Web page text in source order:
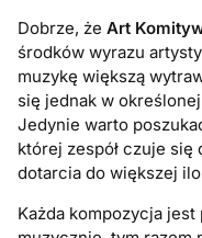
Dobrze, żeArt
środków wyrazu
muzykę większą
się jednak w
Jedynie warto
której zespół czuje się
dotarcia do większej
Każda kompozycja